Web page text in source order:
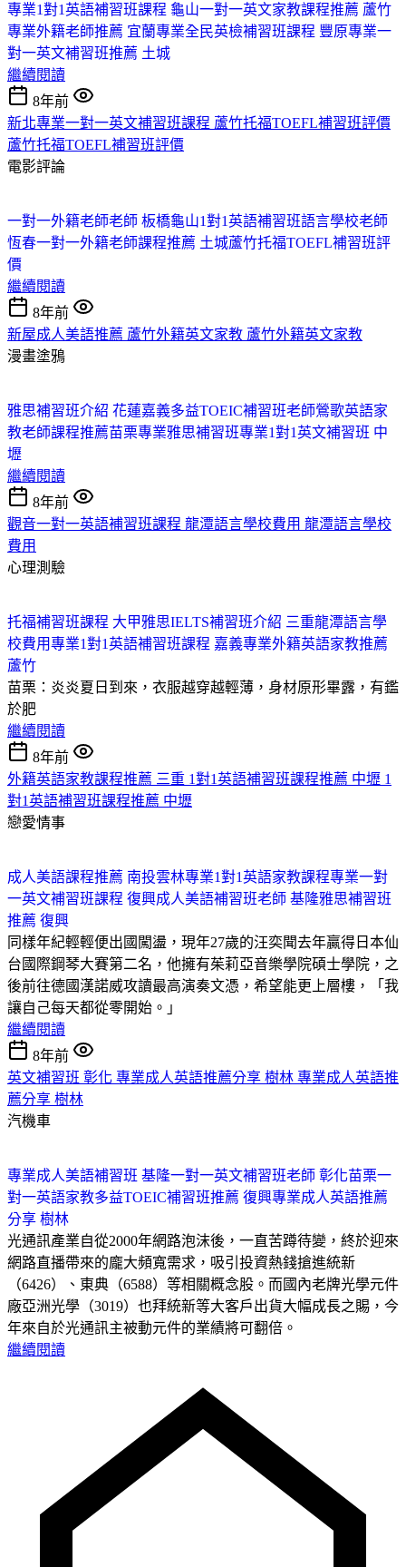
專業1對1英語補習班課程 龜山一對一英文家教課程推薦 蘆竹
專業外籍老師推薦 宜蘭專業全民英檢補習班課程 豐原專業一
對一英文補習班推薦 土城
繼續閱讀
8年前
新北專業一對一英文補習班課程 蘆竹托福TOEFL補習班評價
蘆竹托福TOEFL補習班評價
電影評論
一對一外籍老師老師 板橋龜山1對1英語補習班語言學校老師
恆春一對一外籍老師課程推薦 土城蘆竹托福TOEFL補習班評
價
繼續閱讀
8年前
新屋成人美語推薦 蘆竹外籍英文家教 蘆竹外籍英文家教
漫畫塗鴉
雅思補習班介紹 花蓮嘉義多益TOEIC補習班老師鶯歌英語家
教老師課程推薦苗栗專業雅思補習班專業1對1英文補習班 中
壢
繼續閱讀
8年前
觀音一對一英語補習班課程 龍潭語言學校費用 龍潭語言學校
費用
心理測驗
托福補習班課程 大甲雅思IELTS補習班介紹 三重龍潭語言學
校費用專業1對1英語補習班課程 嘉義專業外籍英語家教推薦
蘆竹
苗栗：炎炎夏日到來，衣服越穿越輕薄，身材原形畢露，有鑑
於肥
繼續閱讀
8年前
外籍英語家教課程推薦 三重 1對1英語補習班課程推薦 中壢 1
對1英語補習班課程推薦 中壢
戀愛情事
成人美語課程推薦 南投雲林專業1對1英語家教課程專業一對
一英文補習班課程 復興成人美語補習班老師 基隆雅思補習班
推薦 復興
同樣年紀輕輕便出國闖盪，現年27歲的汪奕聞去年贏得日本仙
台國際鋼琴大賽第二名，他擁有茱莉亞音樂學院碩士學院，之
後前往德國漢諾威攻讀最高演奏文憑，希望能更上層樓，「我
讓自己每天都從零開始。」
繼續閱讀
8年前
英文補習班 彰化 專業成人英語推薦分享 樹林 專業成人英語推
薦分享 樹林
汽機車
專業成人美語補習班 基隆一對一英文補習班老師 彰化苗栗一
對一英語家教多益TOEIC補習班推薦 復興專業成人英語推薦
分享 樹林
光通訊產業自從2000年網路泡沫後，一直苦蹲待變，終於迎來
網路直播帶來的龐大頻寬需求，吸引投資熱錢搶進統新
（6426）、東典（6588）等相關概念股。而國內老牌光學元件
廠亞洲光學（3019）也拜統新等大客戶出貨大幅成長之賜，今
年來自於光通訊主被動元件的業績將可翻倍。
繼續閱讀